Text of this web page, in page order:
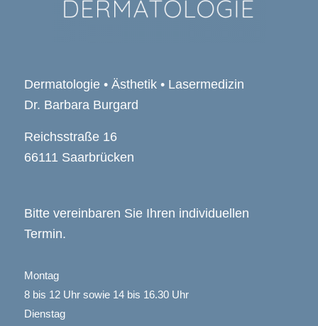
Dermatologie • Ästhetik • Lasermedizin
Dr. Barbara Burgard
Reichsstraße 16
66111 Saarbrücken
Bitte vereinbaren Sie Ihren individuellen
Termin.
Montag
8 bis 12 Uhr sowie 14 bis 16.30 Uhr
Dienstag